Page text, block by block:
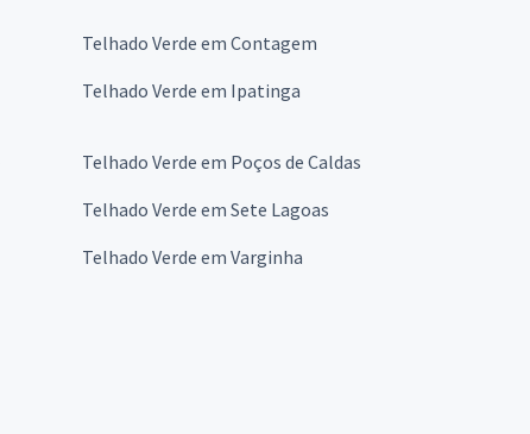
Telhado Verde em Contagem
Telhado Verde em Ipatinga
Telhado Verde em Poços de Caldas
Telhado Verde em Sete Lagoas
Telhado Verde em Varginha